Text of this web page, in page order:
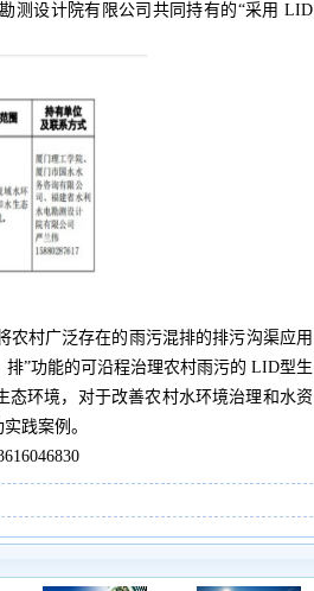
测设计院有限公司共同持有的“采用 LID
农村广泛存在的雨污混排的排污沟渠应用
”功能的可沿程治理农村雨污的 LID型生
环境，对于改善农村水环境治理和水资
践案例。